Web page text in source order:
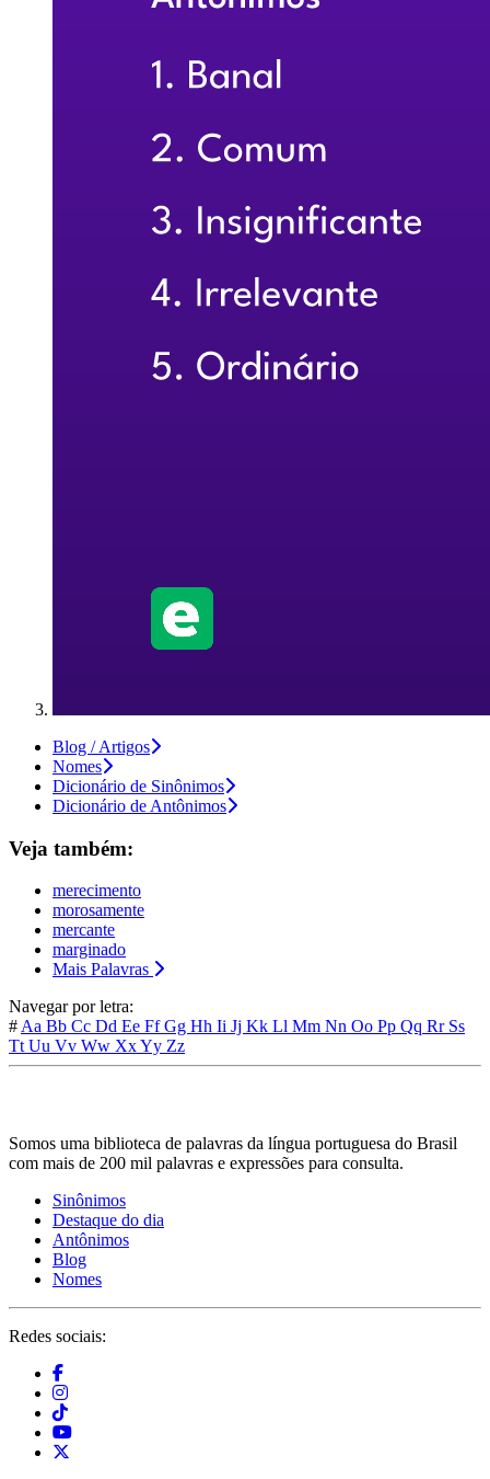
Blog / Artigos
Nomes
Dicionário de Sinônimos
Dicionário de Antônimos
Veja também:
merecimento
morosamente
mercante
marginado
Mais Palavras
Navegar por letra:
# Aa Bb Cc Dd Ee FfGg Hh Ii Jj Kk Ll Mm Nn Oo Pp Qq Rr Ss
Tt Uu Vv Ww XxYy Zz
Somos uma biblioteca de palavras da língua portuguesa do Brasil
com mais de 200 mil palavras e expressões para consulta.
Sinônimos
Destaque do dia
Antônimos
Blog
Nomes
Redes sociais: